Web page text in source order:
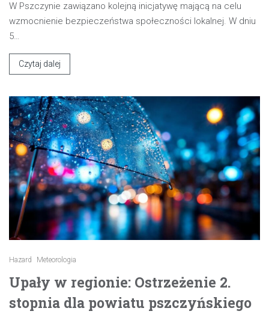
W Pszczynie zawiązano kolejną inicjatywę mającą na celu
wzmocnienie bezpieczeństwa społeczności lokalnej. W dniu
5…
Czytaj dalej
Hazard Meteorologia
Upały w regionie: Ostrzeżenie 2.
stopnia dla powiatu pszczyńskiego